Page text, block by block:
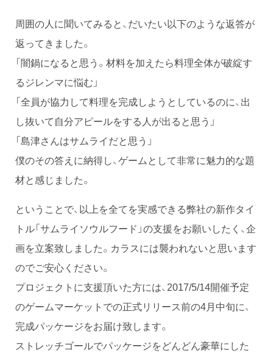
周囲の人に聞いてみると、だいたい以下のような返答が
返ってきました。
「闇鍋になると思う。材料を加えたら料理全体が破綻す
るジレンマに悩む」
「全員が協力して料理を完成しようとしているのに、出
し抜いて自分アピールをする人が出ると思う」
「島津さんはサムライだと思う」
僕のその答えに納得し、ゲームとして非常に魅力的な題
材と感じました。
ということで、以上を全てを実感できる弊社の新作タイ
トル「サムライソウルフード」の支援をお願いしたく、企
画を立案致しました。カラスには襲われないと思います
のでご安心ください。
プロジェクトに支援頂いた方には、2017/5/14開催予定
のゲームマーケットでの正式リリース前の4月中旬に、
完成パッケージをお届け致します。
ストレッチゴールでパッケージをどんどん豪華にした